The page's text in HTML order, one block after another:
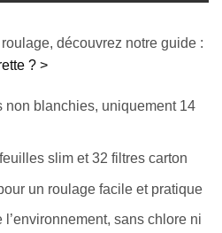
découvrez notre guide :
? >
non blanchies, uniquement 14
slim et 32 filtres carton
un roulage facile et pratique
sans chlore ni